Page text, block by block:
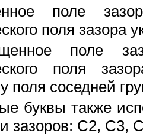
поле
поля зазора
поле
поля
поля соседней
буквы также
зазоров: С2,